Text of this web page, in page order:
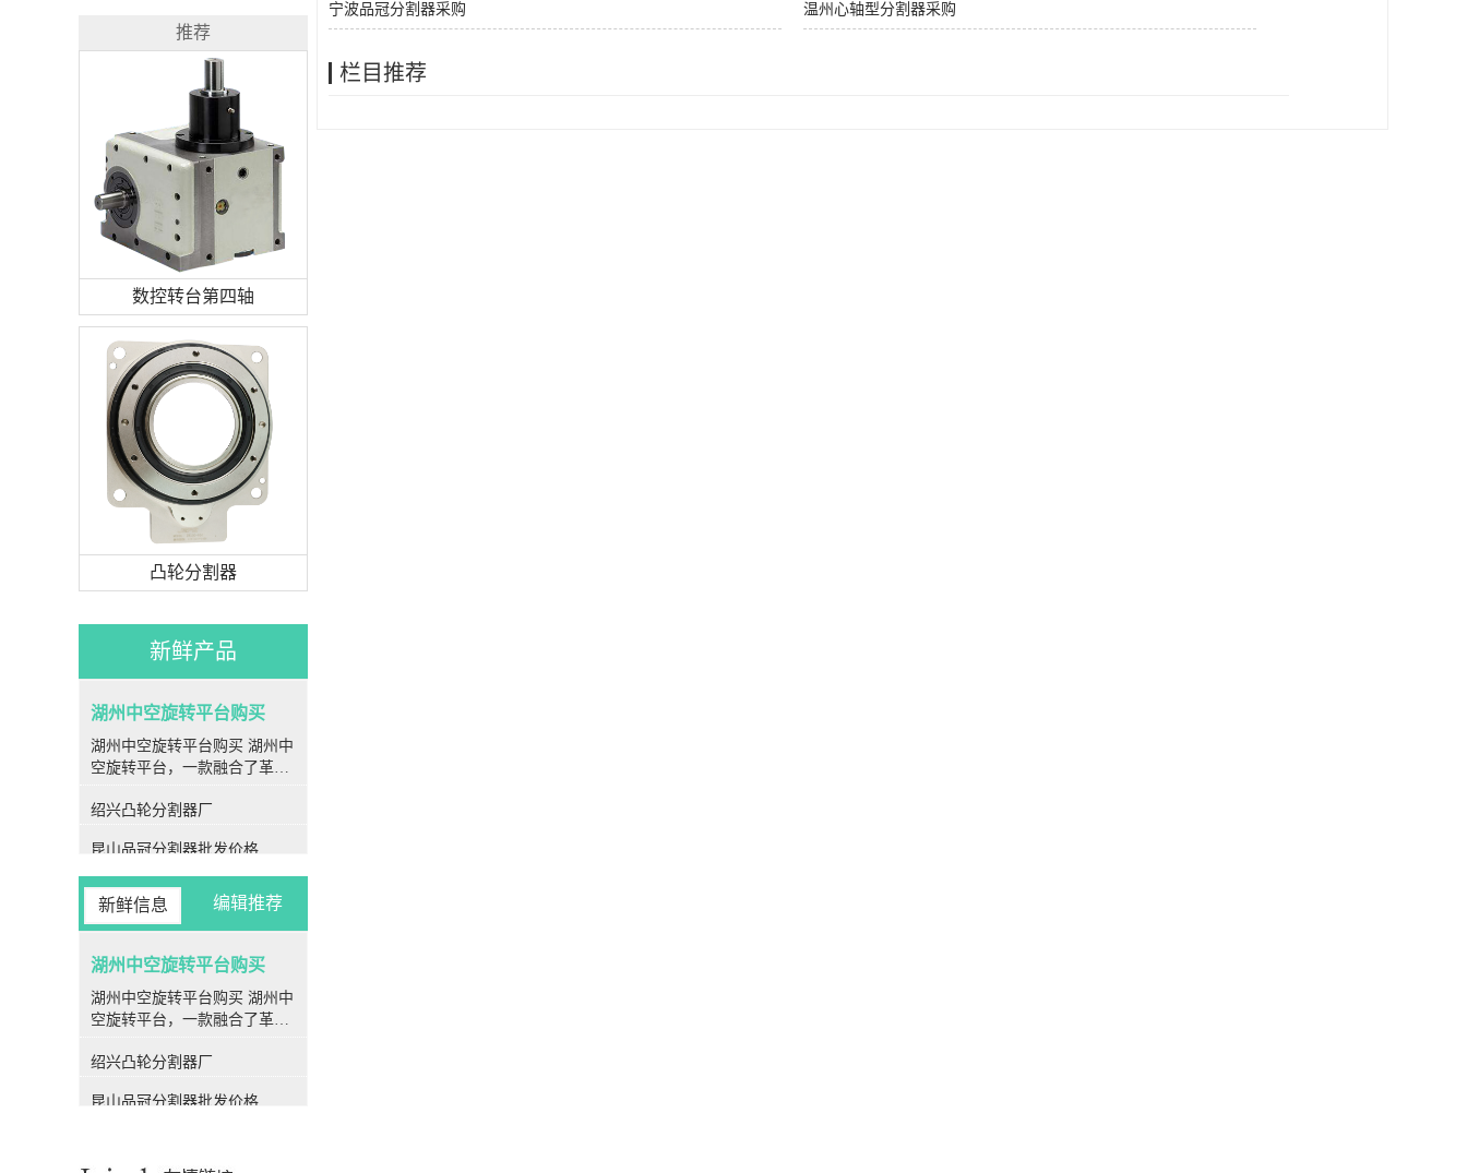
宁波品冠分割器采购 温州心轴型分割器采购
栏目推荐
推荐
数控转台第四轴
凸轮分割器
新鲜产品
湖州中空旋转平台购买
湖州中空旋转平台购买 湖州中
空旋转平台，一款融合了革命
置，为各种旋转运动场合提供
价比的解决方案。作为现代工
业生产中**的一部分，中空旋
转平台在各个行业领域均展现
出强大的应用潜力和优越性
平台的核心特点之一便是其*
特的中空结构设计。其转盘采
用中空设计，使得伺服电机可
以方便地连接在侧边，极大地
简化了气管和电线的安装，为
使用者提供了更为便捷的操作
体验。 **高刚性** 中空旋转
绍兴凸轮分割器厂
昆山品冠分割器批发价格
金华凸轮分割器公司
衢州潭子分割器厂家
衢州PU平板型分割器生产厂家
丽水闽台分割器工厂
新鲜信息 编辑推荐
湖州中空旋转平台购买
湖州中空旋转平台购买 湖州中
空旋转平台，一款融合了革命
置，为各种旋转运动场合提供
价比的解决方案。作为现代工
绍兴凸轮分割器厂
昆山品冠分割器批发价格